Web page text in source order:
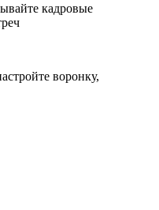
кадровые
воронку,